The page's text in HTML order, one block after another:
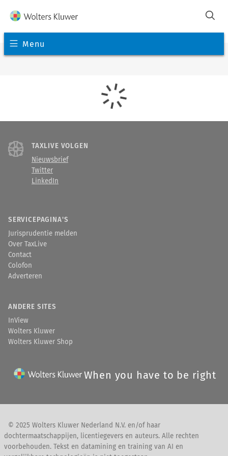
Menu
TAXLIVE VOLGEN
Nieuwsbrief
Twitter
LinkedIn
SERVICEPAGINA'S
Jurisprudentie melden
Over TaxLive
Contact
Colofon
Adverteren
ANDERE SITES
InView
Wolters Kluwer
Wolters Kluwer Shop
When you have to be right
© 2025 Wolters Kluwer Nederland N.V. en/of haar
dochtermaatschappijen, licentiegevers en auteurs. Alle rechten
voorbehouden. Tekst en datamining en training van AI en